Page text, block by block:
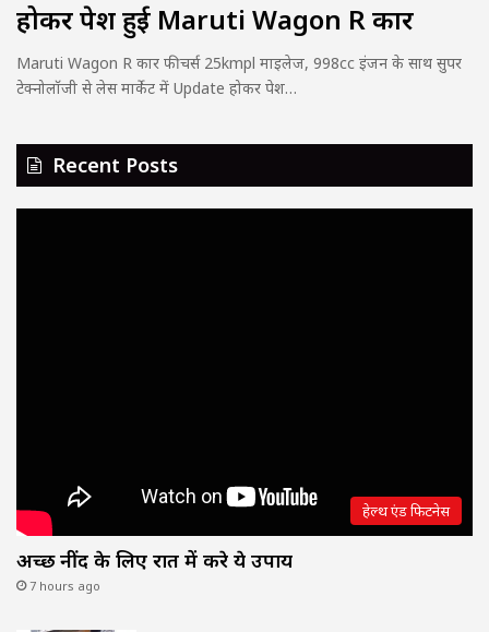
होकर पेश हुई Maruti Wagon R कार
Maruti Wagon R कार फीचर्स 25kmpl माइलेज, 998cc इंजन के साथ सुपर
टेक्नोलॉजी से लेस मार्केट में Update होकर पेश…
Recent Posts
हेल्थ एंड फिटनेस
अच्छी नींद के लिए रात में करे ये उपाय
7 hours ago